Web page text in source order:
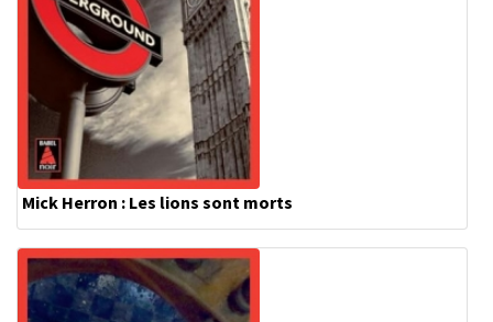
Mick Herron : Les lions sont morts